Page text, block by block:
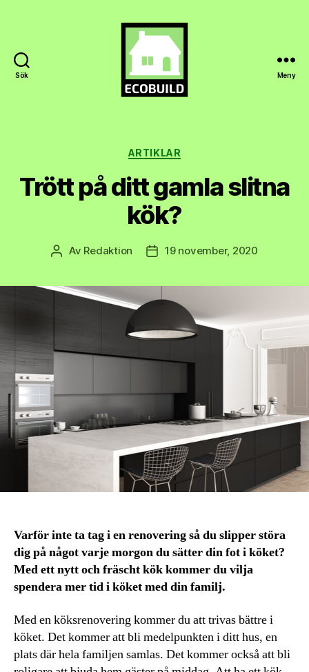
Sök Meny
Kategorier
ARTIKLAR
Trött på ditt gamla slitna
kök?
Inläggsförfattare
Av Redaktion Inläggsdatum
19 november, 2020
Varför inte ta tag i en renovering så du slipper störa
dig på något varje morgon du sätter din fot i köket?
Med ett nytt och fräscht kök kommer du vilja
spendera mer tid i köket med din familj.
Med en köksrenovering kommer du att trivas bättre i
köket. Det kommer att bli medelpunkten i ditt hus, en
plats där hela familjen samlas. Det kommer också att bli